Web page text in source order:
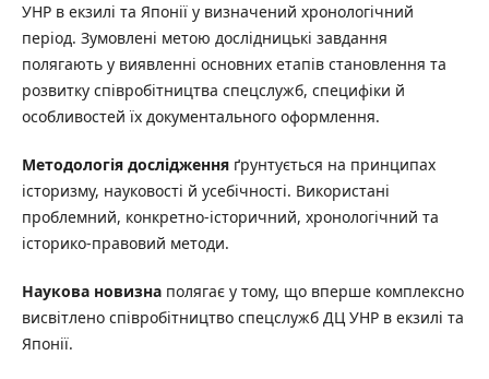
УНР в екзилі та Японії у визначений хронологічний
період. Зумовлені метою дослідницькі завдання
полягають у виявленні основних етапів становлення та
розвитку співробітництва спецслужб, специфіки й
особливостей їх документального оформлення.
Методологія дослідженняґрунтується на принципах
історизму, науковості й усебічності. Використані
проблемний, конкретно-історичний, хронологічний та
історико-правовий методи.
Наукова новизнаполягає у тому, що вперше комплексно
висвітлено співробітництво спецслужб ДЦ УНР в екзилі та
Японії.